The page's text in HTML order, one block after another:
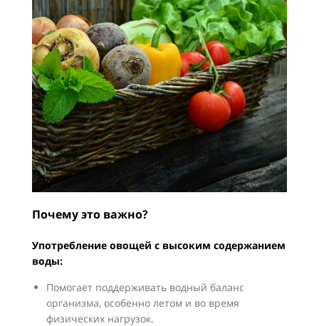
Почему это важно?
Употребление овощей с высоким содержанием
воды:
Помогает поддерживать водный баланс
организма, особенно летом и во время
физических нагрузок.